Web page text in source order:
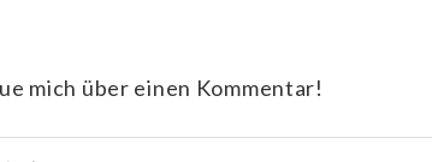
mich über einen Kommentar!